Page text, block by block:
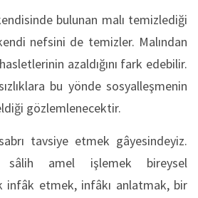
bulunan malı temizlediği
nefsini de temizler. Malından
azaldığını fark edebilir.
bu yönde sosyalleşmenin
gözlemlenecektir.
tavsiye etmek gâyesindeyiz.
amel işlemek bireysel
infâk etmek, infâkı anlatmak, bir